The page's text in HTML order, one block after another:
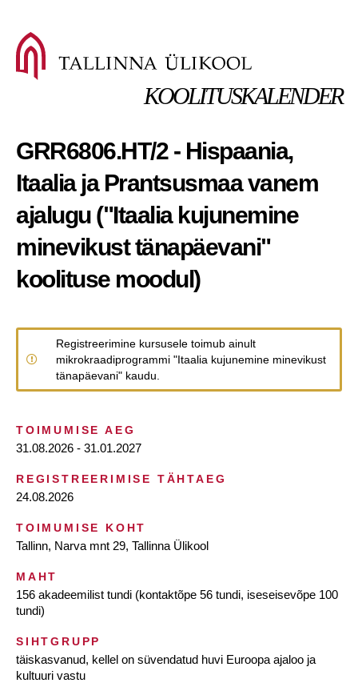
KOOLITUSKALENDER
GRR6806.HT/2 - Hispaania,
Itaalia ja Prantsusmaa vanem
ajalugu ("Itaalia kujunemine
minevikust tänapäevani"
koolituse moodul)
Registreerimine kursusele toimub ainult
mikrokraadiprogrammi "Itaalia kujunemine minevikust
tänapäevani" kaudu.
TOIMUMISE AEG
31.08.2026 - 31.01.2027
REGISTREERIMISE TÄHTAEG
24.08.2026
TOIMUMISE KOHT
Tallinn, Narva mnt 29, Tallinna Ülikool
MAHT
156 akadeemilist tundi (kontaktõpe 56 tundi, iseseisevõpe 100
tundi)
SIHTGRUPP
täiskasvanud, kellel on süvendatud huvi Euroopa ajaloo ja
kultuuri vastu